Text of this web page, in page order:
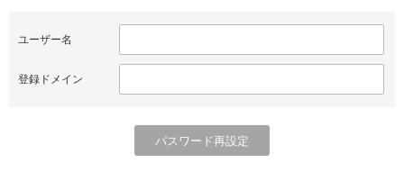
ユーザー名
登録ドメイン